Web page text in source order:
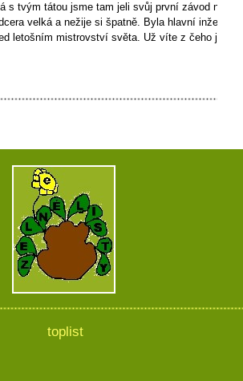
s tvým tátou jsme tam jeli svůj první závod na
velká a nežije si špatně. Byla hlavní
letošním mistrovství světa. Už víte z čeho je
toplist